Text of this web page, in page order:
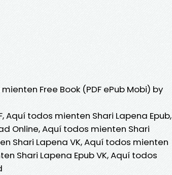
Free Book (PDF ePub Mobi) by
Aquí todos mienten Shari Lapena Epub,
Online, Aquí todos mienten Shari
Shari Lapena VK, Aquí todos mienten
Shari Lapena Epub VK, Aquí todos